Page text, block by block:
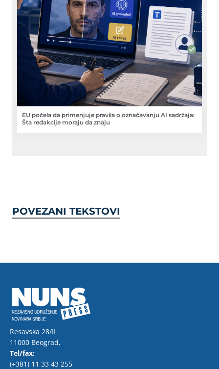
EU počela da primenjuje pravila o označavanju AI sadržaja:
Šta redakcije moraju da znaju
POVEZANI TEKSTOVI
Resavska 28/II
11000 Beograd,
Tel/fax:
(+381) 11 33 43 255